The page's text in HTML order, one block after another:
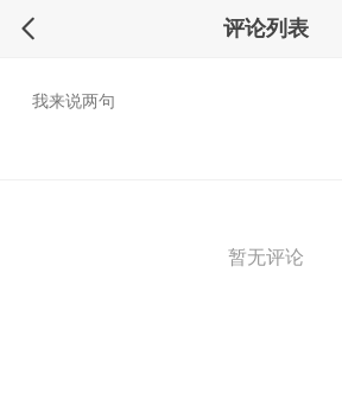
评论列表
暂无评论